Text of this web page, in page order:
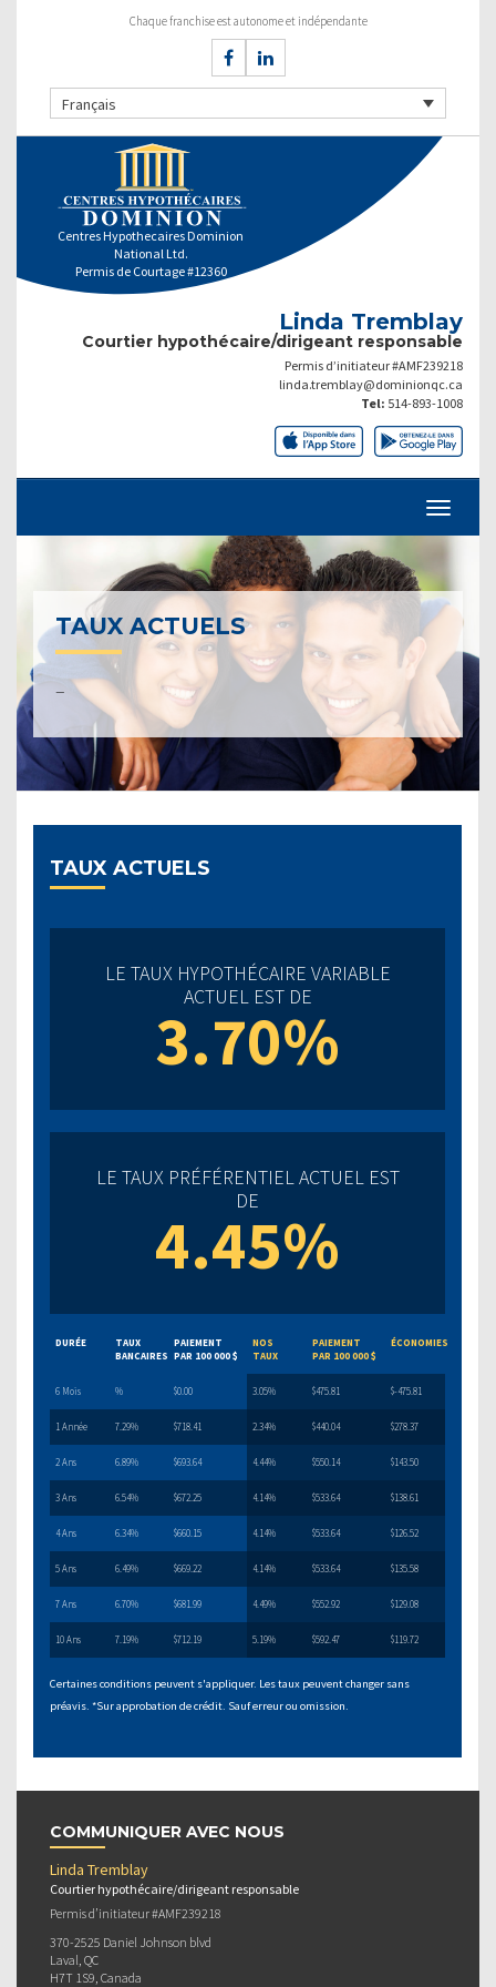
Chaque franchise est autonome et indépendante
Français
Centres Hypothecaires Dominion
National Ltd.
Permis de Courtage #12360
Linda Tremblay
Courtier hypothécaire/dirigeant responsable
Permis d’initiateur #AMF239218
linda.tremblay@dominionqc.ca
Tel: 514-893-1008
TAUX ACTUELS
–
TAUX ACTUELS
LE TAUX HYPOTHÉCAIRE VARIABLE
ACTUEL EST DE
3.70%
LE TAUX PRÉFÉRENTIEL ACTUEL EST
DE
4.45%
DURÉE
TAUX
BANCAIRES
PAIEMENT
PAR 100 000 $
NOS
TAUX
PAIEMENT
PAR 100 000 $
ÉCONOMIES
6 Mois % $0.00 3.05% $475.81 $-475.81
1 Année 7.29% $718.41 2.34% $440.04 $278.37
2 Ans 6.89% $693.64 4.44% $550.14 $143.50
3 Ans 6.54% $672.25 4.14% $533.64 $138.61
4 Ans 6.34% $660.15 4.14% $533.64 $126.52
5 Ans 6.49% $669.22 4.14% $533.64 $135.58
7 Ans 6.70% $681.99 4.49% $552.92 $129.08
10 Ans 7.19% $712.19 5.19% $592.47 $119.72
Certaines conditions peuvent s'appliquer. Les taux peuvent changer sans
préavis. *Sur approbation de crédit. Sauf erreur ou omission.
COMMUNIQUER AVEC NOUS
Linda Tremblay
Courtier hypothécaire/dirigeant responsable
Permis d’initiateur #AMF239218
370-2525 Daniel Johnson blvd
Laval, QC
H7T 1S9, Canada